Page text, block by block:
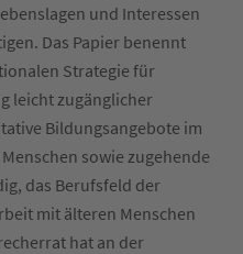
und Interessen
Das Papier benennt
Strategie für
leicht zugänglicher
Bildungsangebote im
sowie zugehende
das Berufsfeld der
mit älteren Menschen
hat an der